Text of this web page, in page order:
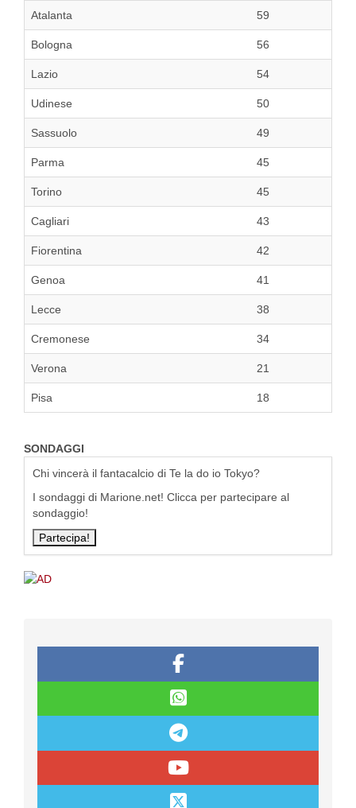
Atalanta 59
Bologna 56
Lazio 54
Udinese 50
Sassuolo 49
Parma 45
Torino 45
Cagliari 43
Fiorentina 42
Genoa 41
Lecce 38
Cremonese 34
Verona 21
Pisa 18
SONDAGGI
Chi vincerà il fantacalcio di Te la do io Tokyo?
I sondaggi di Marione.net! Clicca per partecipare al
sondaggio!